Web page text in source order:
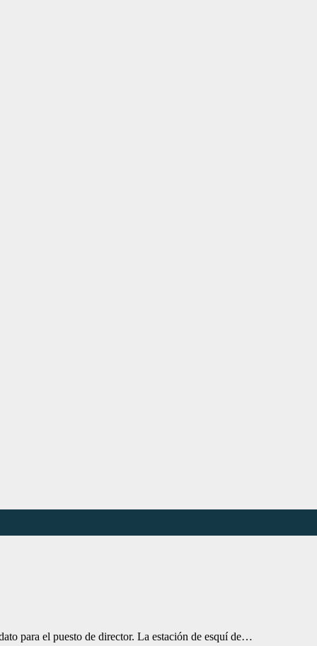
para el puesto de director. La estación de esquí de…